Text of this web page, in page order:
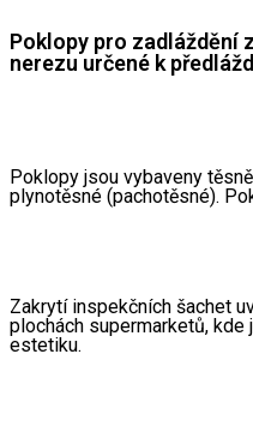
Poklopy pro zadláždění
nerezu určené k
Poklopy jsou vybaveny
plynotěsné (pachotěsné).
Zakrytí inspekčních šachet
plochách supermarketů,
estetiku.